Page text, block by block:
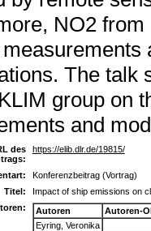
NO2
The talk
group on
and
des
https://elib.dlr.de/19815/
Konferenzbeitrag (Vortrag)
Titel:
Impact of ship emissions on
Autoren
Autoren-
Eyring, Veronika